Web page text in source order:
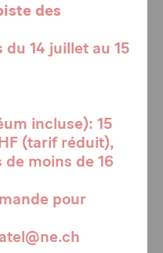
des
14 juillet au 15
incluse): 15
(tarif réduit),
moins de 16
pour